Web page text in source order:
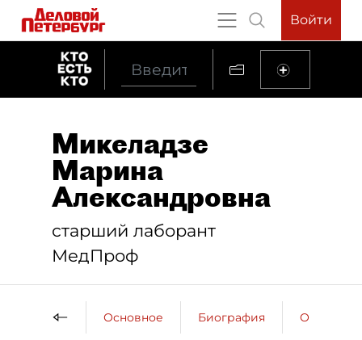
Войти
Микеладзе
Марина
Александровна
старший лаборант
МедПроф
Основное Биография